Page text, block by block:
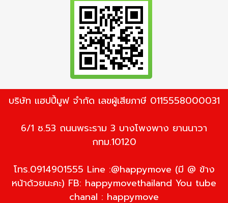
บริษัท แฮปปี้มูฟ จำกัด เลขผู้เสียภาษี 0115558000031
6/1 ซ.53 ถนนพระราม 3 บางโพงพาง ยานนาวา
กทม.10120
โทร.0914901555 Line :@happymove (มี @ ข้าง
หน้าด้วยนะคะ) FB: happymovethailand You tube
chanal : happymove